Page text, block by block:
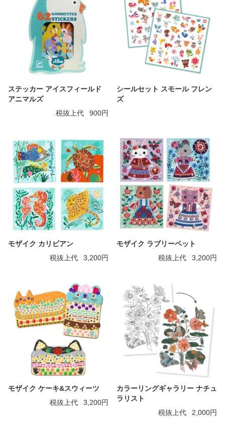
ステッカー アイスフィールド
アニマルズ
税抜上代
900円
シールセット スモール フレン
ズ
モザイク カリビアン
税抜上代
3,200円
モザイク ラブリーペット
税抜上代
3,200円
モザイク ケーキ&スウィーツ
税抜上代
3,200円
カラーリングギャラリー ナチュ
ラリスト
税抜上代
2,000円